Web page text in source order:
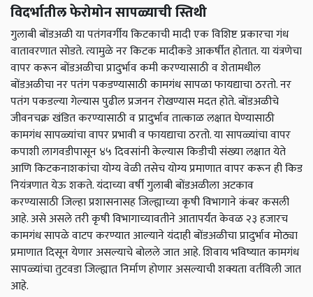
विदर्भातील फेरोमोन सापळ्याची स्तिथी
गुलाबी बोंडअळी या पतंगवर्गीय किटकाची मादी एक विशिष्ट प्रकारचा गंध
वातावरणात सोडते. त्यामुळे नर किटक मादीकडे आकर्षीत होतात. या यंत्रणेचा
वापर करून बोंडअळीचा प्रादुर्भाव कमी करण्यासाठी व शेतामधील
बोंडअळीचा नर पतंग पकडण्यासाठी कामगंध सापळा फायद्याचा ठरतो. नर
पतंग पकडल्या गेल्यास पुढील प्रजनन रोखण्यास मदत होते. बोंडअळीचे
जीवनचक्र खंडित करण्यासाठी व प्रादुर्भाव तात्काळ लक्षात घेण्यासाठी
कामगंध सापळ्यांचा वापर प्रभावी व फायद्याचा ठरतो. या सापळ्यांचा वापर
कपाशी लागवडीपासून ४५ दिवसांनी केल्यास किडीची संख्या लक्षात येते
आणि किटकनाशकांचा योग्य वेळी तसेच योग्य प्रमाणात वापर करून ही किड
नियंत्रणात येऊ शकते. यंदाच्या वर्षी गुलाबी बोंडअळीला अटकाव
करण्यासाठी जिल्हा प्रशासनासह जिल्ह्याच्या कृषी विभागाने कंबर कसली
आहे. असे असले तरी कृषी विभागाच्यावतीने आतापर्यंत केवळ २३ हजारच
कामगंध सापळे वाटप करण्यात आल्याने यंदाही बोंडअळीचा प्रादुर्भाव मोठ्या
प्रमाणात दिसून येणार असल्याचे बोलले जात आहे. शिवाय भविष्यात कामगंध
सापळ्यांचा तुटवडा जिल्ह्यात निर्माण होणार असल्याची शक्यता वर्तविली जात
आहे.